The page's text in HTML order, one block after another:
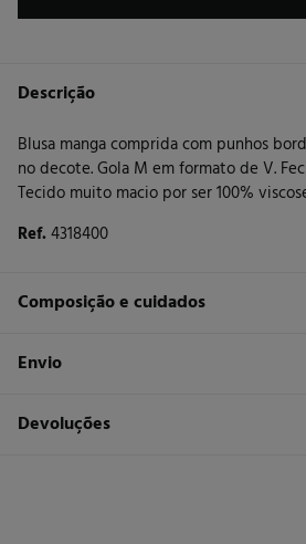
Descrição
Blusa manga comprida com punhos
no decote. Gola M em formato de V.
Tecido muito macio por ser 100%
Ref.4318400
Composição e cuidados
Composição
Cuidados
Envio
STANDARD
Devoluções